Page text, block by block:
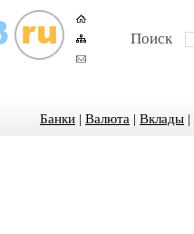
Поиск
Банки | Валюта | Вклады |